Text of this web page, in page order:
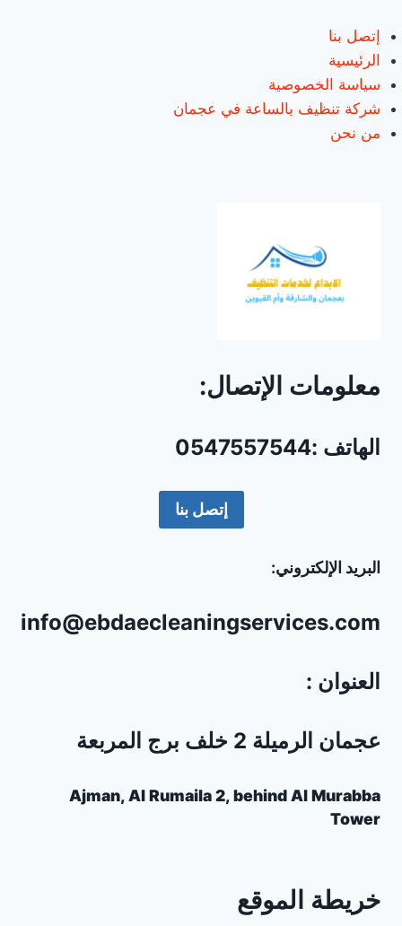
إتصل بنا
الرئيسية
سياسة الخصوصية
شركة تنظيف بالساعة في عجمان
من نحن
معلومات الإتصال:
الهاتف :0547557544
إتصل بنا
البريد الإلكتروني:
info@ebdaecleaningservices.com
العنوان :
عجمان الرميلة 2 خلف برج المربعة
Ajman, Al Rumaila 2, behind Al Murabba
Tower
خريطة الموقع